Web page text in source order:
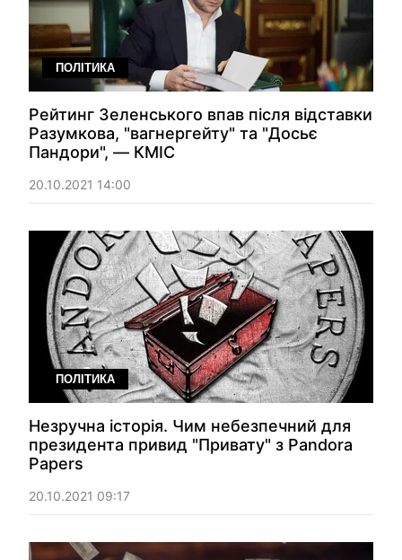
ПОЛІТИКА
Рейтинг Зеленського впав після відставки
Разумкова, "вагнергейту" та "Досьє
Пандори", — КМІС
20.10.2021 14:00
ПОЛІТИКА
Незручна історія. Чим небезпечний для
президента привид "Привату" з Pandora
Papers
20.10.2021 09:17